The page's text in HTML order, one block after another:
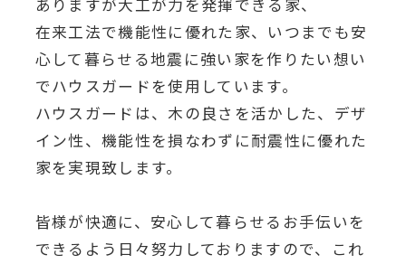
ありますが大工が力を発揮できる家、
在来工法で機能性に優れた家、いつまでも安
心して暮らせる地震に強い家を作りたい想い
でハウスガードを使用しています。
ハウスガードは、木の良さを活かした、デザ
イン性、機能性を損なわずに耐震性に優れた
家を実現致します。
皆様が快適に、安心して暮らせるお手伝いを
できるよう日々努力しておりますので、これ